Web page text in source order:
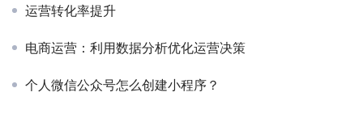
运营转化率提升
电商运营：利用数据分析优化运营决策
个人微信公众号怎么创建小程序？